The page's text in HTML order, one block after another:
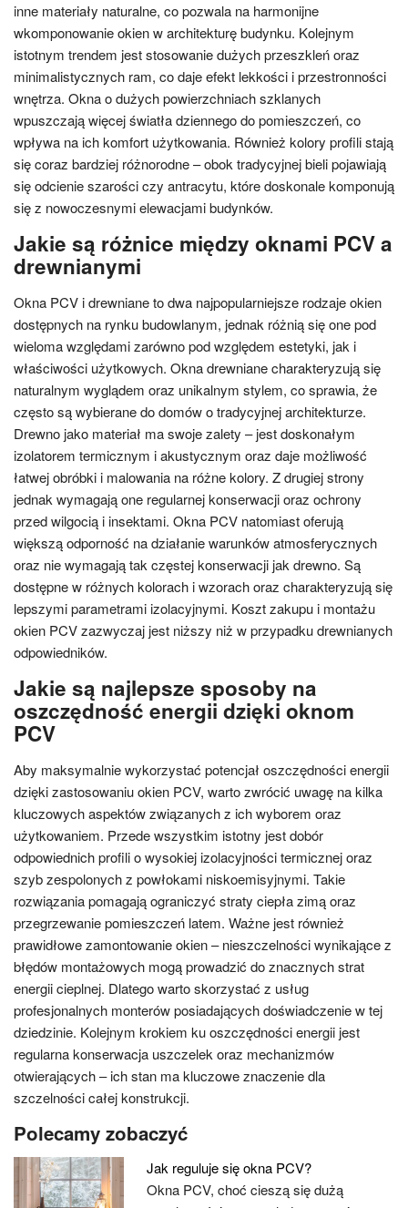
inne materiały naturalne, co pozwala na harmonijne
wkomponowanie okien w architekturę budynku. Kolejnym
istotnym trendem jest stosowanie dużych przeszkleń oraz
minimalistycznych ram, co daje efekt lekkości i przestronności
wnętrza. Okna o dużych powierzchniach szklanych
wpuszczają więcej światła dziennego do pomieszczeń, co
wpływa na ich komfort użytkowania. Również kolory profili stają
się coraz bardziej różnorodne – obok tradycyjnej bieli pojawiają
się odcienie szarości czy antracytu, które doskonale komponują
się z nowoczesnymi elewacjami budynków.
Jakie są różnice między oknami PCV a
drewnianymi
Okna PCV i drewniane to dwa najpopularniejsze rodzaje okien
dostępnych na rynku budowlanym, jednak różnią się one pod
wieloma względami zarówno pod względem estetyki, jak i
właściwości użytkowych. Okna drewniane charakteryzują się
naturalnym wyglądem oraz unikalnym stylem, co sprawia, że
często są wybierane do domów o tradycyjnej architekturze.
Drewno jako materiał ma swoje zalety – jest doskonałym
izolatorem termicznym i akustycznym oraz daje możliwość
łatwej obróbki i malowania na różne kolory. Z drugiej strony
jednak wymagają one regularnej konserwacji oraz ochrony
przed wilgocią i insektami. Okna PCV natomiast oferują
większą odporność na działanie warunków atmosferycznych
oraz nie wymagają tak częstej konserwacji jak drewno. Są
dostępne w różnych kolorach i wzorach oraz charakteryzują się
lepszymi parametrami izolacyjnymi. Koszt zakupu i montażu
okien PCV zazwyczaj jest niższy niż w przypadku drewnianych
odpowiedników.
Jakie są najlepsze sposoby na
oszczędność energii dzięki oknom
PCV
Aby maksymalnie wykorzystać potencjał oszczędności energii
dzięki zastosowaniu okien PCV, warto zwrócić uwagę na kilka
kluczowych aspektów związanych z ich wyborem oraz
użytkowaniem. Przede wszystkim istotny jest dobór
odpowiednich profili o wysokiej izolacyjności termicznej oraz
szyb zespolonych z powłokami niskoemisyjnymi. Takie
rozwiązania pomagają ograniczyć straty ciepła zimą oraz
przegrzewanie pomieszczeń latem. Ważne jest również
prawidłowe zamontowanie okien – nieszczelności wynikające z
błędów montażowych mogą prowadzić do znacznych strat
energii cieplnej. Dlatego warto skorzystać z usług
profesjonalnych monterów posiadających doświadczenie w tej
dziedzinie. Kolejnym krokiem ku oszczędności energii jest
regularna konserwacja uszczelek oraz mechanizmów
otwierających – ich stan ma kluczowe znaczenie dla
szczelności całej konstrukcji.
Polecamy zobaczyć
Jak reguluje się okna PCV?
Okna PCV, choć cieszą się dużą